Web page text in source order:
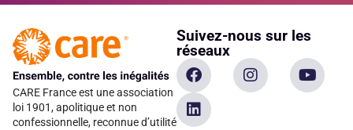
CARE France est une association
loi 1901, apolitique et non
confessionnelle, reconnue d’utilité
Suivez-nous sur les
réseaux